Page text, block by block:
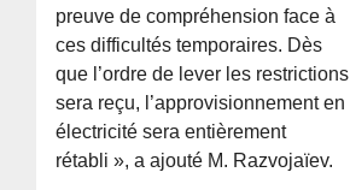
preuve de compréhension face à
ces difficultés temporaires. Dès
que l’ordre de lever les restrictions
sera reçu, l’approvisionnement en
électricité sera entièrement
rétabli », a ajouté M. Razvojaïev.